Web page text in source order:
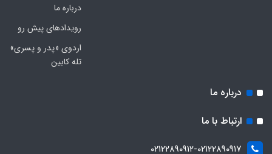
درباره ما
رویدادهای پیش رو
اردوی «پدر و پسری»
تله کابین
درباره ما
ارتباط با ما
۰۲۱۲۲۸۹۰۹۱۲-۰۲۱۲۲۸۹۰۹۱۷